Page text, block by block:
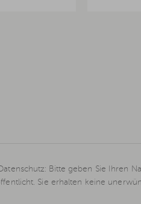
Bitte geben Sie Ihren
Sie erhalten keine